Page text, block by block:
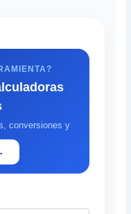
conversiones y